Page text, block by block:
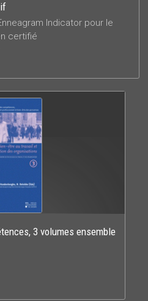
Indicator pour le
certifié
3 volumes ensemble